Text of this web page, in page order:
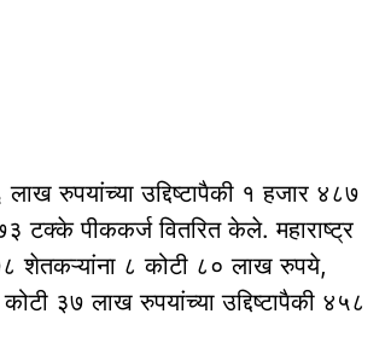
रुपयांच्या उद्दिष्टापैकी १ हजार ४८७
पीककर्ज वितरित केले. महाराष्ट्र
शेतकऱ्यांना ८ कोटी ८० लाख रुपये,
३७ लाख रुपयांच्या उद्दिष्टापैकी ४५८